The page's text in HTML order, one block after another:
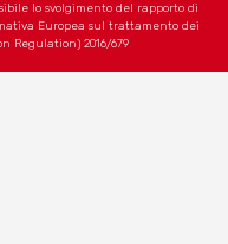
lo svolgimento del rapporto di
Europea sul trattamento dei
Regulation) 2016/679